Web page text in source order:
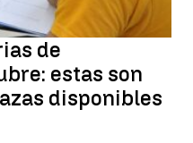
de
estas son
disponibles